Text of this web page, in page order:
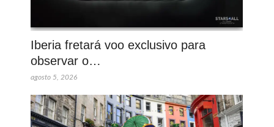
Iberia fretará voo exclusivo para
observar o…
agosto 5, 2026